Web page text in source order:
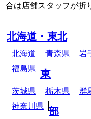
合は店舗スタッフが折
北海道・東北
北海道 青森県 岩
福島県 東
茨城県 栃木県 群
神奈川県 部